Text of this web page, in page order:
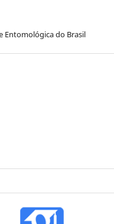
Entomológica do Brasil